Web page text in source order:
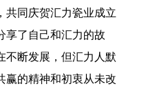
共同庆贺汇力瓷业成立
享了自己和汇力的故
不断发展，但汇力人默
赢的精神和初衷从未改